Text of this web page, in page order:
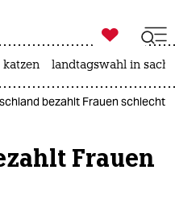

taz zahl ich
katzen landtagswahl in
bezahlt Frauen schlecht
Frauen